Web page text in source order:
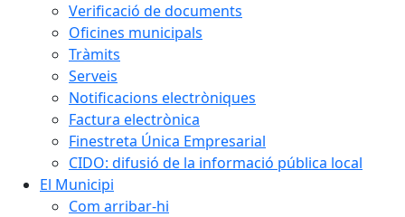
Verificació de documents
Oficines municipals
Tràmits
Serveis
Notificacions electròniques
Factura electrònica
Finestreta Única Empresarial
CIDO: difusió de la informació pública local
El Municipi
Com arribar-hi